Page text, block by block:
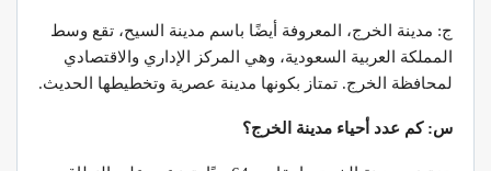
ج: مدينة الخرج، المعروفة أيضًا باسم مدينة السيح، تقع وسط
المملكة العربية السعودية، وهي المركز الإداري والاقتصادي
لمحافظة الخرج. تمتاز بكونها مدينة عصرية وتخطيطها الحديث.
س: كم عدد أحياء مدينة الخرج؟